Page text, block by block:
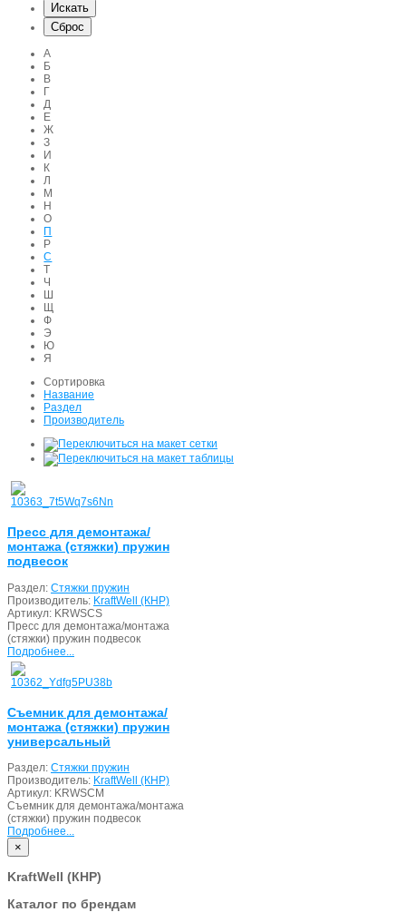
А
Б
В
Г
Д
Е
Ж
З
И
К
Л
М
Н
О
П
Р
С
Т
Ч
Ш
Щ
Ф
Э
Ю
Я
Сортировка
Название
Раздел
Производитель
Пресс для демонтажа/
монтажа (стяжки) пружин
подвесок
Раздел: Стяжки пружин
Производитель: KraftWell (КНР)
Артикул: KRWSCS
Пресс для демонтажа/монтажа
(стяжки) пружин подвесок
Подробнее...
Съемник для демонтажа/
монтажа (стяжки) пружин
универсальный
Раздел: Стяжки пружин
Производитель: KraftWell (КНР)
Артикул: KRWSCM
Съемник для демонтажа/монтажа
(стяжки) пружин подвесок
Подробнее...
×
KraftWell (КНР)
Каталог по брендам